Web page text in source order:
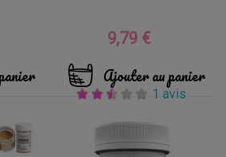
Prix
9,79 €
Ajouter au panier
1 avis